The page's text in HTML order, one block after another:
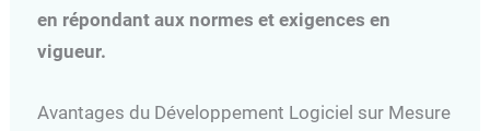
en répondant aux normes et exigences en
vigueur.
Avantages du Développement Logiciel sur Mesure